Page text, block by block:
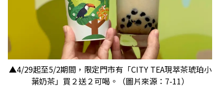
▲4/29起至5/2期間，限定門市有「CITY TEA現萃茶琥珀小
葉奶茶」買２送２可喝。（圖片來源：7-11）